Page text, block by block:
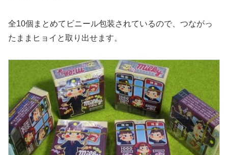
全10個まとめてビニール包装されているので、つながっ
たままヒョイと取り出せます。